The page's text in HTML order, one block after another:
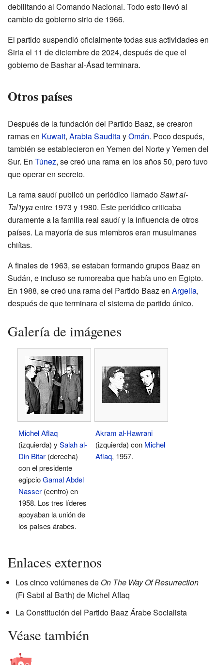
debilitando al Comando Nacional. Todo esto llevó al
cambio de gobierno sirio de 1966.
El partido suspendió oficialmente todas sus actividades en
Siria el 11 de diciembre de 2024, después de que el
gobierno de Bashar al-Ásad terminara.
Otros países
Después de la fundación del Partido Baaz, se crearon
ramas en Kuwait, Arabia SauditayOmán. Poco después,
también se establecieron en Yemen del Norte y Yemen del
Sur. En Túnez, se creó una rama en los años 50, pero tuvo
que operar en secreto.
La rama saudí publicó un periódico llamadoSawt al-
Tal'iyyaentre 1973 y 1980. Este periódico criticaba
duramente a la familia real saudí y la influencia de otros
países. La mayoría de sus miembros eran musulmanes
chiítas.
A finales de 1963, se estaban formando grupos Baaz en
Sudán, e incluso se rumoreaba que había uno en Egipto.
En 1988, se creó una rama del Partido Baaz en Argelia,
después de que terminara el sistema de partido único.
Galería de imágenes
Michel Aflaq
(izquierda) y Salah al-
Din Bitar (derecha)
con el presidente
egipcioGamal Abdel
Nasser (centro) en
1958. Los tres líderes
apoyaban la unión de
los países árabes.
Akram al-Hawrani
(izquierda) con Michel
Aflaq, 1957.
Enlaces externos
Los cinco volúmenes de On The Way Of Resurrection
(Fi Sabil al Ba'th) de Michel Aflaq
La Constitución del Partido Baaz Árabe Socialista
Véase también